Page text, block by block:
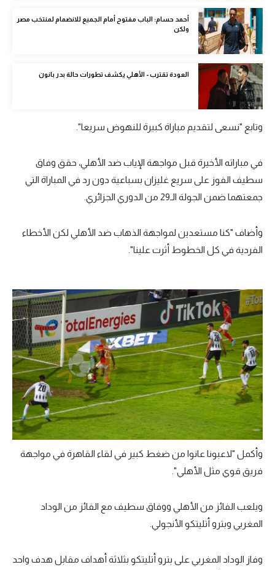
رياضة نسائية
آسيا
أمريكا
ركن الألعاب
أقسام خاصة
ميركاتو
كويز في الجول
فيديو في الجول
أحمد حسام: الباب مفتوح أمام الجميع للانضمام لمنتخب مصر
ولكن
العودة تقترب - الأهلي يكشف تطورات حالة بدر بانون
وتابع "نسعى لتقديم مباراة كبيرة للنهوض سريعا".
في مباراته الأخيرة قبل مواجهة الإياب ضد الأهلي، حقق وفاق
سطيف الفوز على سريع غليزان بسباعية دون رد في المباراة التي
جمعتهما ضمن الجولة الـ29 من الدوري الجزائري.
وأضاف "كنا مستعدين لمواجهة الذهاب ضد الأهلي لكن الأخطاء
الفردية في كل الخطوط أثرت علينا".
وأكمل "لاعبونا عانوا من ضغط كبير في لقاء القاهرة في مواجهة
فريق قوي مثل الأهلي".
ويلعب الفائز من الأهلي ووفاق سطيف مع الفائز من الوداد
المغربي وبترو أتليتكو الأنجولي.
وفاز الوداد المغربي على بترو أتليتكو بثلاثة أهداف مقابل هدف واحد